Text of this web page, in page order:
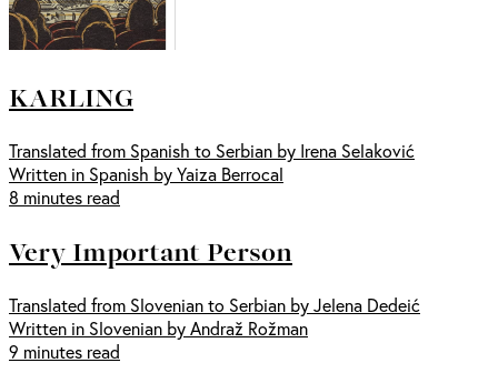
KARLING
Translated from Spanish to Serbian by Irena Selaković
Written in Spanish by Yaiza Berrocal
8 minutes read
Very Important Person
Translated from Slovenian to Serbian by Jelena Dedeić
Written in Slovenian by Andraž Rožman
9 minutes read